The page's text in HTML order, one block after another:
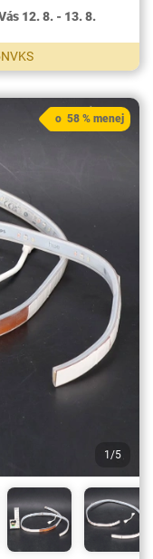
12. 8. - 13. 8.
1/5
o 58 % menej